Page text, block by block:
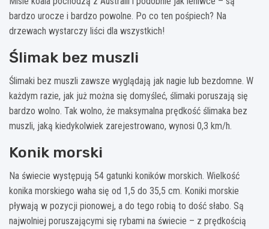
bardzo urocze i bardzo powolne. Po co ten pośpiech? Na
drzewach wystarczy liści dla wszystkich!
Ślimak bez muszli
Ślimaki bez muszli zawsze wyglądają jak nagie lub bezdomne. W
każdym razie, jak już można się domyśleć, ślimaki poruszają się
bardzo wolno. Tak wolno, że maksymalna prędkość ślimaka bez
muszli, jaką kiedykolwiek zarejestrowano, wynosi 0,3 km/h.
Konik morski
Na świecie występują 54 gatunki koników morskich. Wielkość
konika morskiego waha się od 1,5 do 35,5 cm. Koniki morskie
pływają w pozycji pionowej, a do tego robią to dość słabo. Są
najwolniej poruszającymi się rybami na świecie – z prędkością